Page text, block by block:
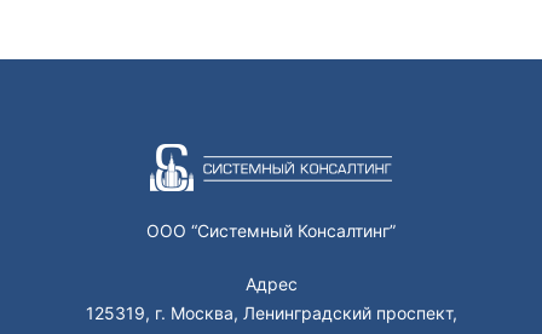
ООО “Системный Консалтинг”
Адрес
125319, г. Москва, Ленинградский проспект,